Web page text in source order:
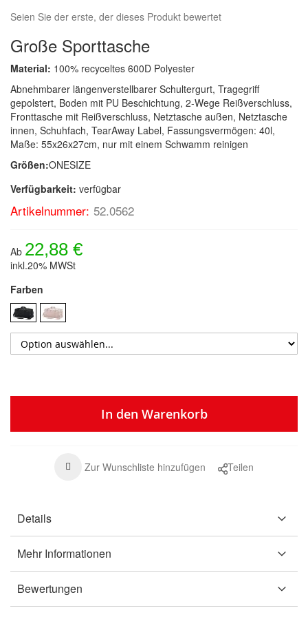
Seien Sie der erste, der dieses Produkt bewertet
Große Sporttasche
Material: 100% recyceltes 600D Polyester
Abnehmbarer längenverstellbarer Schultergurt, Tragegriff
gepolstert, Boden mit PU Beschichtung, 2-Wege Reißverschluss,
Fronttasche mit Reißverschluss, Netztasche außen, Netztasche
innen, Schuhfach, TearAway Label, Fassungsvermögen: 40l,
Maße: 55x26x27cm, nur mit einem Schwamm reinigen
Größen:ONESIZE
Verfügbarkeit: verfügbar
Artikelnummer: 52.0562
Ab 22,88 €
inkl.20% MWSt
Farben
In den Warenkorb
Zur Wunschliste hinzufügen Teilen
Details
Mehr Informationen
Bewertungen